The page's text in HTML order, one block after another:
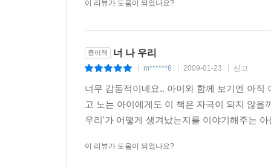
이 리뷰가 도움이 되었나요?
종이책 너 나 우리
m******6 2009-01-23 신고
너무 감동적이네요.. 아이와 함께 보기엔 아
고 노는 아이에게도 이 책은 자극이 되지 않
우리'가 어떻게 생겨났는지를 이야기해주는
이 리뷰가 도움이 되었나요?